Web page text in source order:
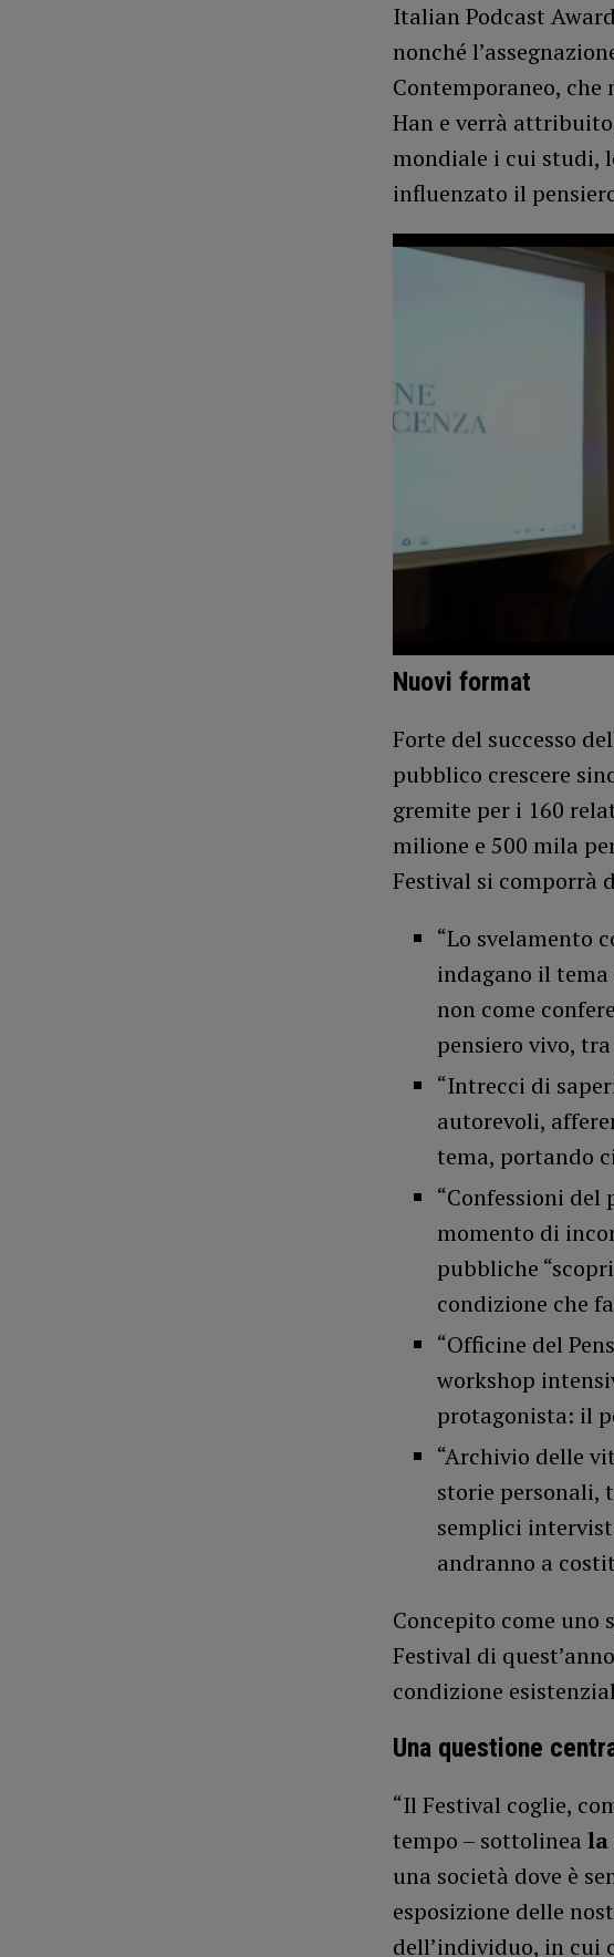
Italian Podcast
nonché
Contemporaneo,
Han e verrà
mondiale i cui studi,
influenzato il
Nuovi format
Forte del successo
pubblico crescere
gremite per i 160
milione e 500 mila
Festival si comporrà
“Lo svelamento
indagano il
non come
pensiero vivo,
“Intrecci di
autorevoli,
tema, portando
“Confessioni
momento di
pubbliche
condizione che
“Officine del
workshop
protagonista: il
“Archivio delle
storie personali,
semplici
andranno a
Concepito come uno
Festival di
condizione
Una questione
“Il Festival coglie,
tempo – sottolinea la
una società dove è
esposizione delle
dell’individuo, in cui